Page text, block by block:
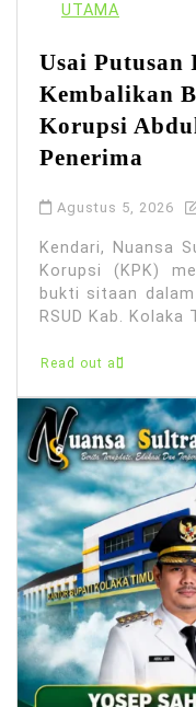
UTAMA
Usai
Kembalikan
Korupsi
Penerima
Agustus 5, 2026
Kendari, Nuansa
Korupsi (KPK)
bukti sitaan
RSUD Kab.
Read out all